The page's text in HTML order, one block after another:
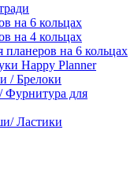
на 6 кольцах
на 4 кольцах
на 6 кольцах
Happy Planner
/ Брелоки
для
Ластики